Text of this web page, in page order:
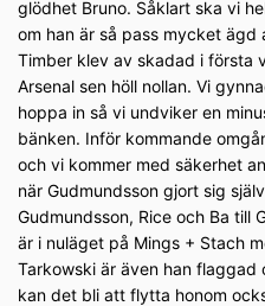
glödhet Bruno. Såklart ska vi
om han är så pass mycket
Timber klev av skadad i
Arsenal sen höll nollan. Vi
hoppa in så vi undviker en
bänken. Inför kommande
och vi kommer med säkerhet
när Gudmundsson gjort sig
Gudmundsson, Rice och Ba till
är i nuläget på Mings + Stach
Tarkowski är även han flaggad
kan det bli att flytta honom